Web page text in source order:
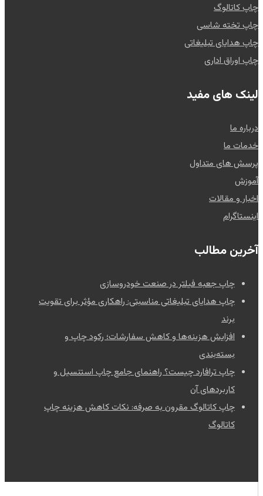
چاپ کاتالوگ
چاپ تخته شاسی
چاپ هدایای تبلیغاتی
چاپ اوراق اداری
لینک های مفید
درباره ما
خدمات ما
پرسش های متداول
آموزش
اخبار و مقالات
اینستاگرام
آخرین مطالب
چاپ جعبه فیلتر در صنعت خودروسازی
چاپ هدایای تبلیغاتی مناسبتی: راهکاری مؤثر برای تقویت
برند
افزایش هزینه‌ها و کاهش سفارشات؛ رکود چاپ و
بسته‌بندی
چاپ ترافارد چیست؟ راهنمای جامع چاپ استنسیل و
کاربردهای آن
چاپ کاتالوگ مقرون به صرفه: نکات کاهش هزینه چاپ
کاتالوگ